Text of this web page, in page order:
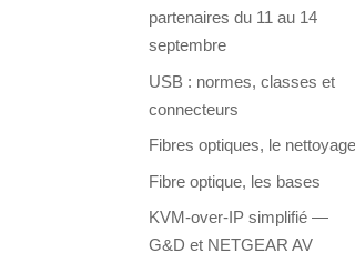
partenaires du 11 au 14
septembre
USB : normes, classes et
connecteurs
Fibres optiques, le nettoyage
Fibre optique, les bases
KVM-over-IP simplifié —
G&D et NETGEAR AV